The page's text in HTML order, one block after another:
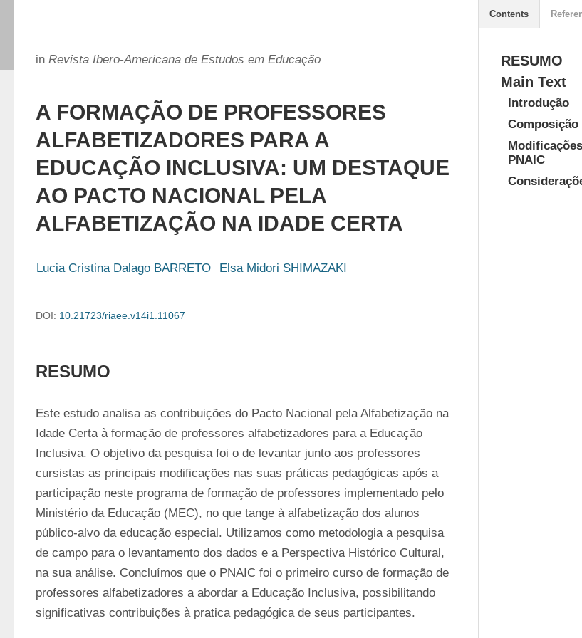
in Revista Ibero-Americana de Estudos em Educação
A FORMAÇÃO DE PROFESSORES
ALFABETIZADORES PARA A
EDUCAÇÃO INCLUSIVA: UM DESTAQUE
AO PACTO NACIONAL PELA
ALFABETIZAÇÃO NA IDADE CERTA
Lucia Cristina Dalago BARRETO Elsa Midori SHIMAZAKI
DOI: 10.21723/riaee.v14i1.11067
RESUMO
Este estudo analisa as contribuições do Pacto Nacional pela Alfabetização na
Idade Certa à formação de professores alfabetizadores para a Educação
Inclusiva. O objetivo da pesquisa foi o de levantar junto aos professores
cursistas as principais modificações nas suas práticas pedagógicas após a
participação neste programa de formação de professores implementado pelo
Ministério da Educação (MEC), no que tange à alfabetização dos alunos
público-alvo da educação especial. Utilizamos como metodologia a pesquisa
de campo para o levantamento dos dados e a Perspectiva Histórico Cultural,
na sua análise. Concluímos que o PNAIC foi o primeiro curso de formação de
professores alfabetizadores a abordar a Educação Inclusiva, possibilitando
significativas contribuições à pratica pedagógica de seus participantes.
RESUMO
Main Text
Introdução
Composição
PNAIC
Contents